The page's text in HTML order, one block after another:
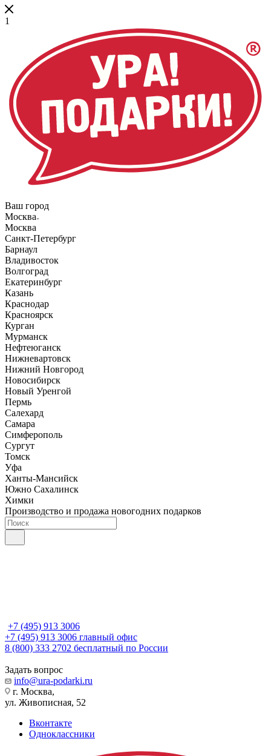
1
Ваш город
Москва
Москва
Санкт-Петербург
Барнаул
Владивосток
Волгоград
Екатеринбург
Казань
Краснодар
Красноярск
Курган
Мурманск
Нефтеюганск
Нижневартовск
Нижний Новгород
Новосибирск
Новый Уренгой
Пермь
Салехард
Самара
Симферополь
Сургут
Томск
Уфа
Ханты-Мансийск
Южно Сахалинск
Химки
Производство и продажа новогодних подарков
+7 (495) 913 3006
+7 (495) 913 3006 главный офис
8 (800) 333 2702 бесплатный по России
Задать вопрос
info@ura-podarki.ru
г. Москва,
ул. Живописная, 52
Вконтакте
Одноклассники